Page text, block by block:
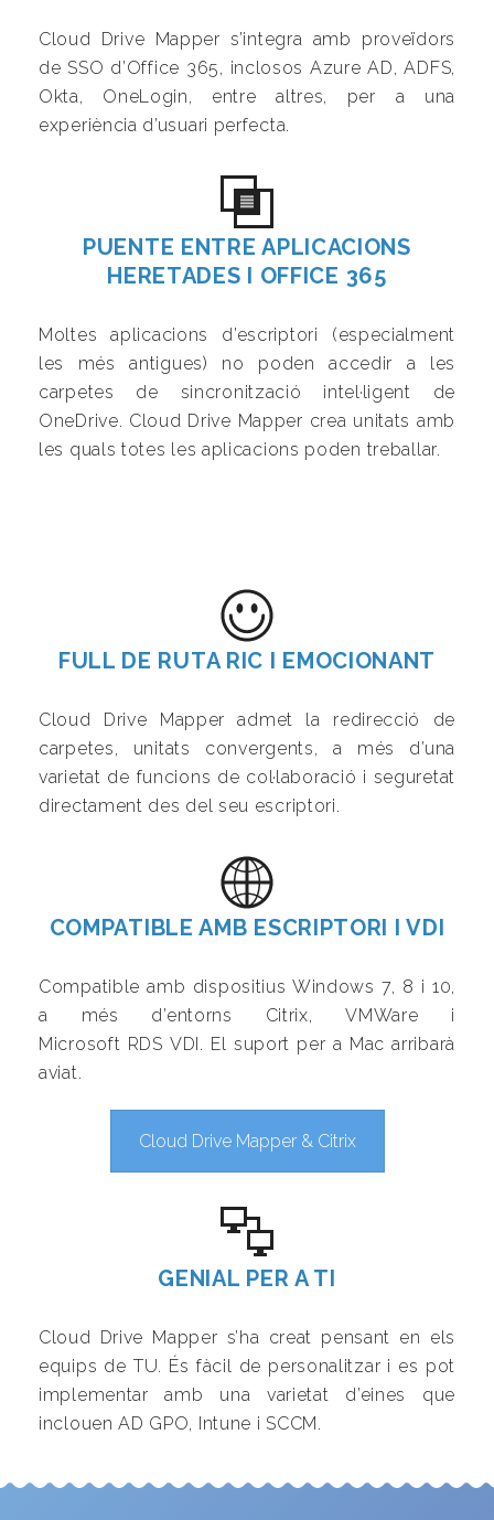
Cloud Drive Mapper s’integra amb proveïdors
de SSO d’Office 365, inclosos Azure AD, ADFS,
Okta, OneLogin, entre altres, per a una
experiència d’usuari perfecta.
PUENTE ENTRE APLICACIONS
HERETADES I OFFICE 365
Moltes aplicacions d’escriptori (especialment
les més antigues) no poden accedir a les
carpetes de sincronització intel·ligent de
OneDrive. Cloud Drive Mapper crea unitats amb
les quals totes les aplicacions poden treballar.
FULL DE RUTA RIC I EMOCIONANT
Cloud Drive Mapper admet la redirecció de
carpetes, unitats convergents, a més d’una
varietat de funcions de col·laboració i seguretat
directament des del seu escriptori.
COMPATIBLE AMB ESCRIPTORI I VDI
Compatible amb dispositius Windows 7, 8 i 10,
a més d’entorns Citrix, VMWare i
Microsoft RDS VDI. El suport per a Mac arribarà
aviat.
Cloud Drive Mapper & Citrix
GENIAL PER A TI
Cloud Drive Mapper s’ha creat pensant en els
equips de TU. És fàcil de personalitzar i es pot
implementar amb una varietat d’eines que
inclouen AD GPO, Intune i SCCM.